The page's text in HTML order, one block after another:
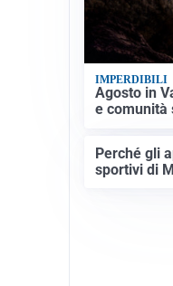
IMPERDIBILI
Agosto in
e comunità
Perché gli
sportivi di